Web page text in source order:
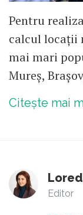
Pentru
calcul locații
mai mari
Mureș,
Citește mai
Editor